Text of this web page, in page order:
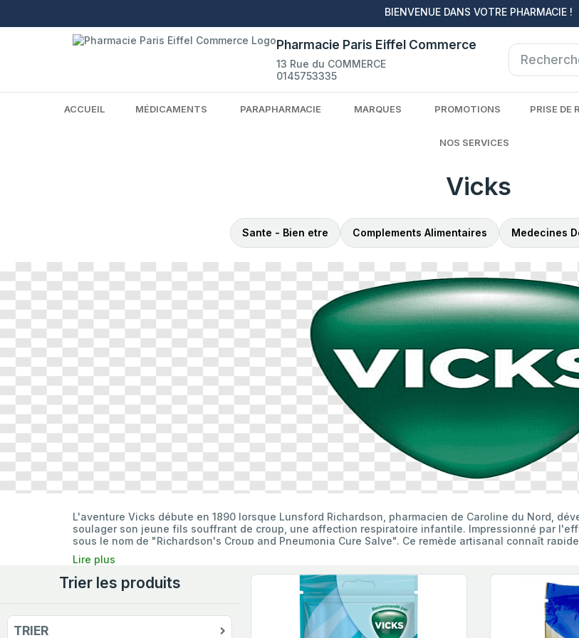
BIENVENUE DANS VOTRE PHARMACIE !
Pharmacie Paris Eiffel Commerce
13 Rue du COMMERCE
0145753335
ACCUEIL MÉDICAMENTS PARAPHARMACIE MARQUES PROMOTIONS PRISE DE
NOS SERVICES
Vicks
Sante - Bien etre Complements Alimentaires Medecines
L'aventure Vicks débute en 1890 lorsque Lunsford Richardson, pharmacien de Caroline du Nord,
soulager son jeune fils souffrant de croup, une affection respiratoire infantile. Impressionné par
sous le nom de "Richardson's Croup and Pneumonia Cure Salve". Ce remède artisanal connaît
parfum caractéristique.
En 1905, Richardson rebaptise son produit "Vicks VapoRub" en hommage à son beau-frère Joshua
appellation simple et mémorable accompagne l'expansion nationale du produit. Le nom "VapoRub"
(rub) qui libère des vapeurs (vapo) bénéfiques pour les voies respiratoires.
La grande épidémie de grippe espagnole de 1918-1919, qui fait des millions de victimes à travers le
Lire plus
Trier les produits
TRIER